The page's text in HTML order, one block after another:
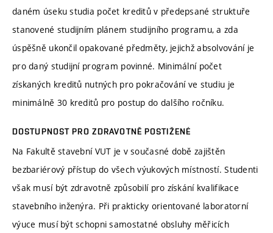
daném úseku studia počet kreditů v předepsané struktuře
stanovené studijním plánem studijního programu, a zda
úspěšně ukončil opakované předměty, jejichž absolvování je
pro daný studijní program povinné. Minimální počet
získaných kreditů nutných pro pokračování ve studiu je
minimálně 30 kreditů pro postup do dalšího ročníku.
DOSTUPNOST PRO ZDRAVOTNĚ POSTIŽENÉ
Na Fakultě stavební VUT je v současné době zajištěn
bezbariérový přístup do všech výukových místností. Studenti
však musí být zdravotně způsobilí pro získání kvalifikace
stavebního inženýra. Při prakticky orientované laboratorní
výuce musí být schopni samostatné obsluhy měřicích